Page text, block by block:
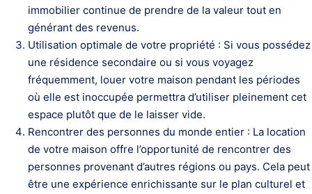
immobilier continue de prendre de la valeur tout en
générant des revenus.
Utilisation optimale de votre propriété : Si vous possédez
une résidence secondaire ou si vous voyagez
fréquemment, louer votre maison pendant les périodes
où elle est inoccupée permettra d’utiliser pleinement cet
espace plutôt que de le laisser vide.
Rencontrer des personnes du monde entier : La location
de votre maison offre l’opportunité de rencontrer des
personnes provenant d’autres régions ou pays. Cela peut
être une expérience enrichissante sur le plan culturel et